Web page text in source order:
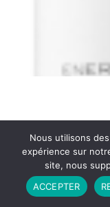
Partenariat
Copyright © 2026 -
Nous utilisons
expérience sur
site, nous
ACCEPTER